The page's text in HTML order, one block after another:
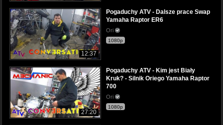
12:37
Pogaduchy ATV - Dalsze prace Swap
Yamaha Raptor ER6
Ori
1080p
27:20
Pogaduchy ATV - Kim jest Biały
Kruk? - Silnik Oriego Yamaha Raptor
700
Ori
1080p